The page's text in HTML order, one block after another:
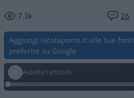
7.3k 26
Aggiungi nicolaporro.it alle tue fonti
preferite su Google
Ascolta l'articolo